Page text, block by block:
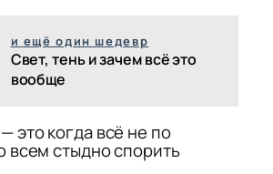
и ещё один шедевр
Свет, тень и зачем всё это
вообще
это когда всё не по
всем стыдно спорить